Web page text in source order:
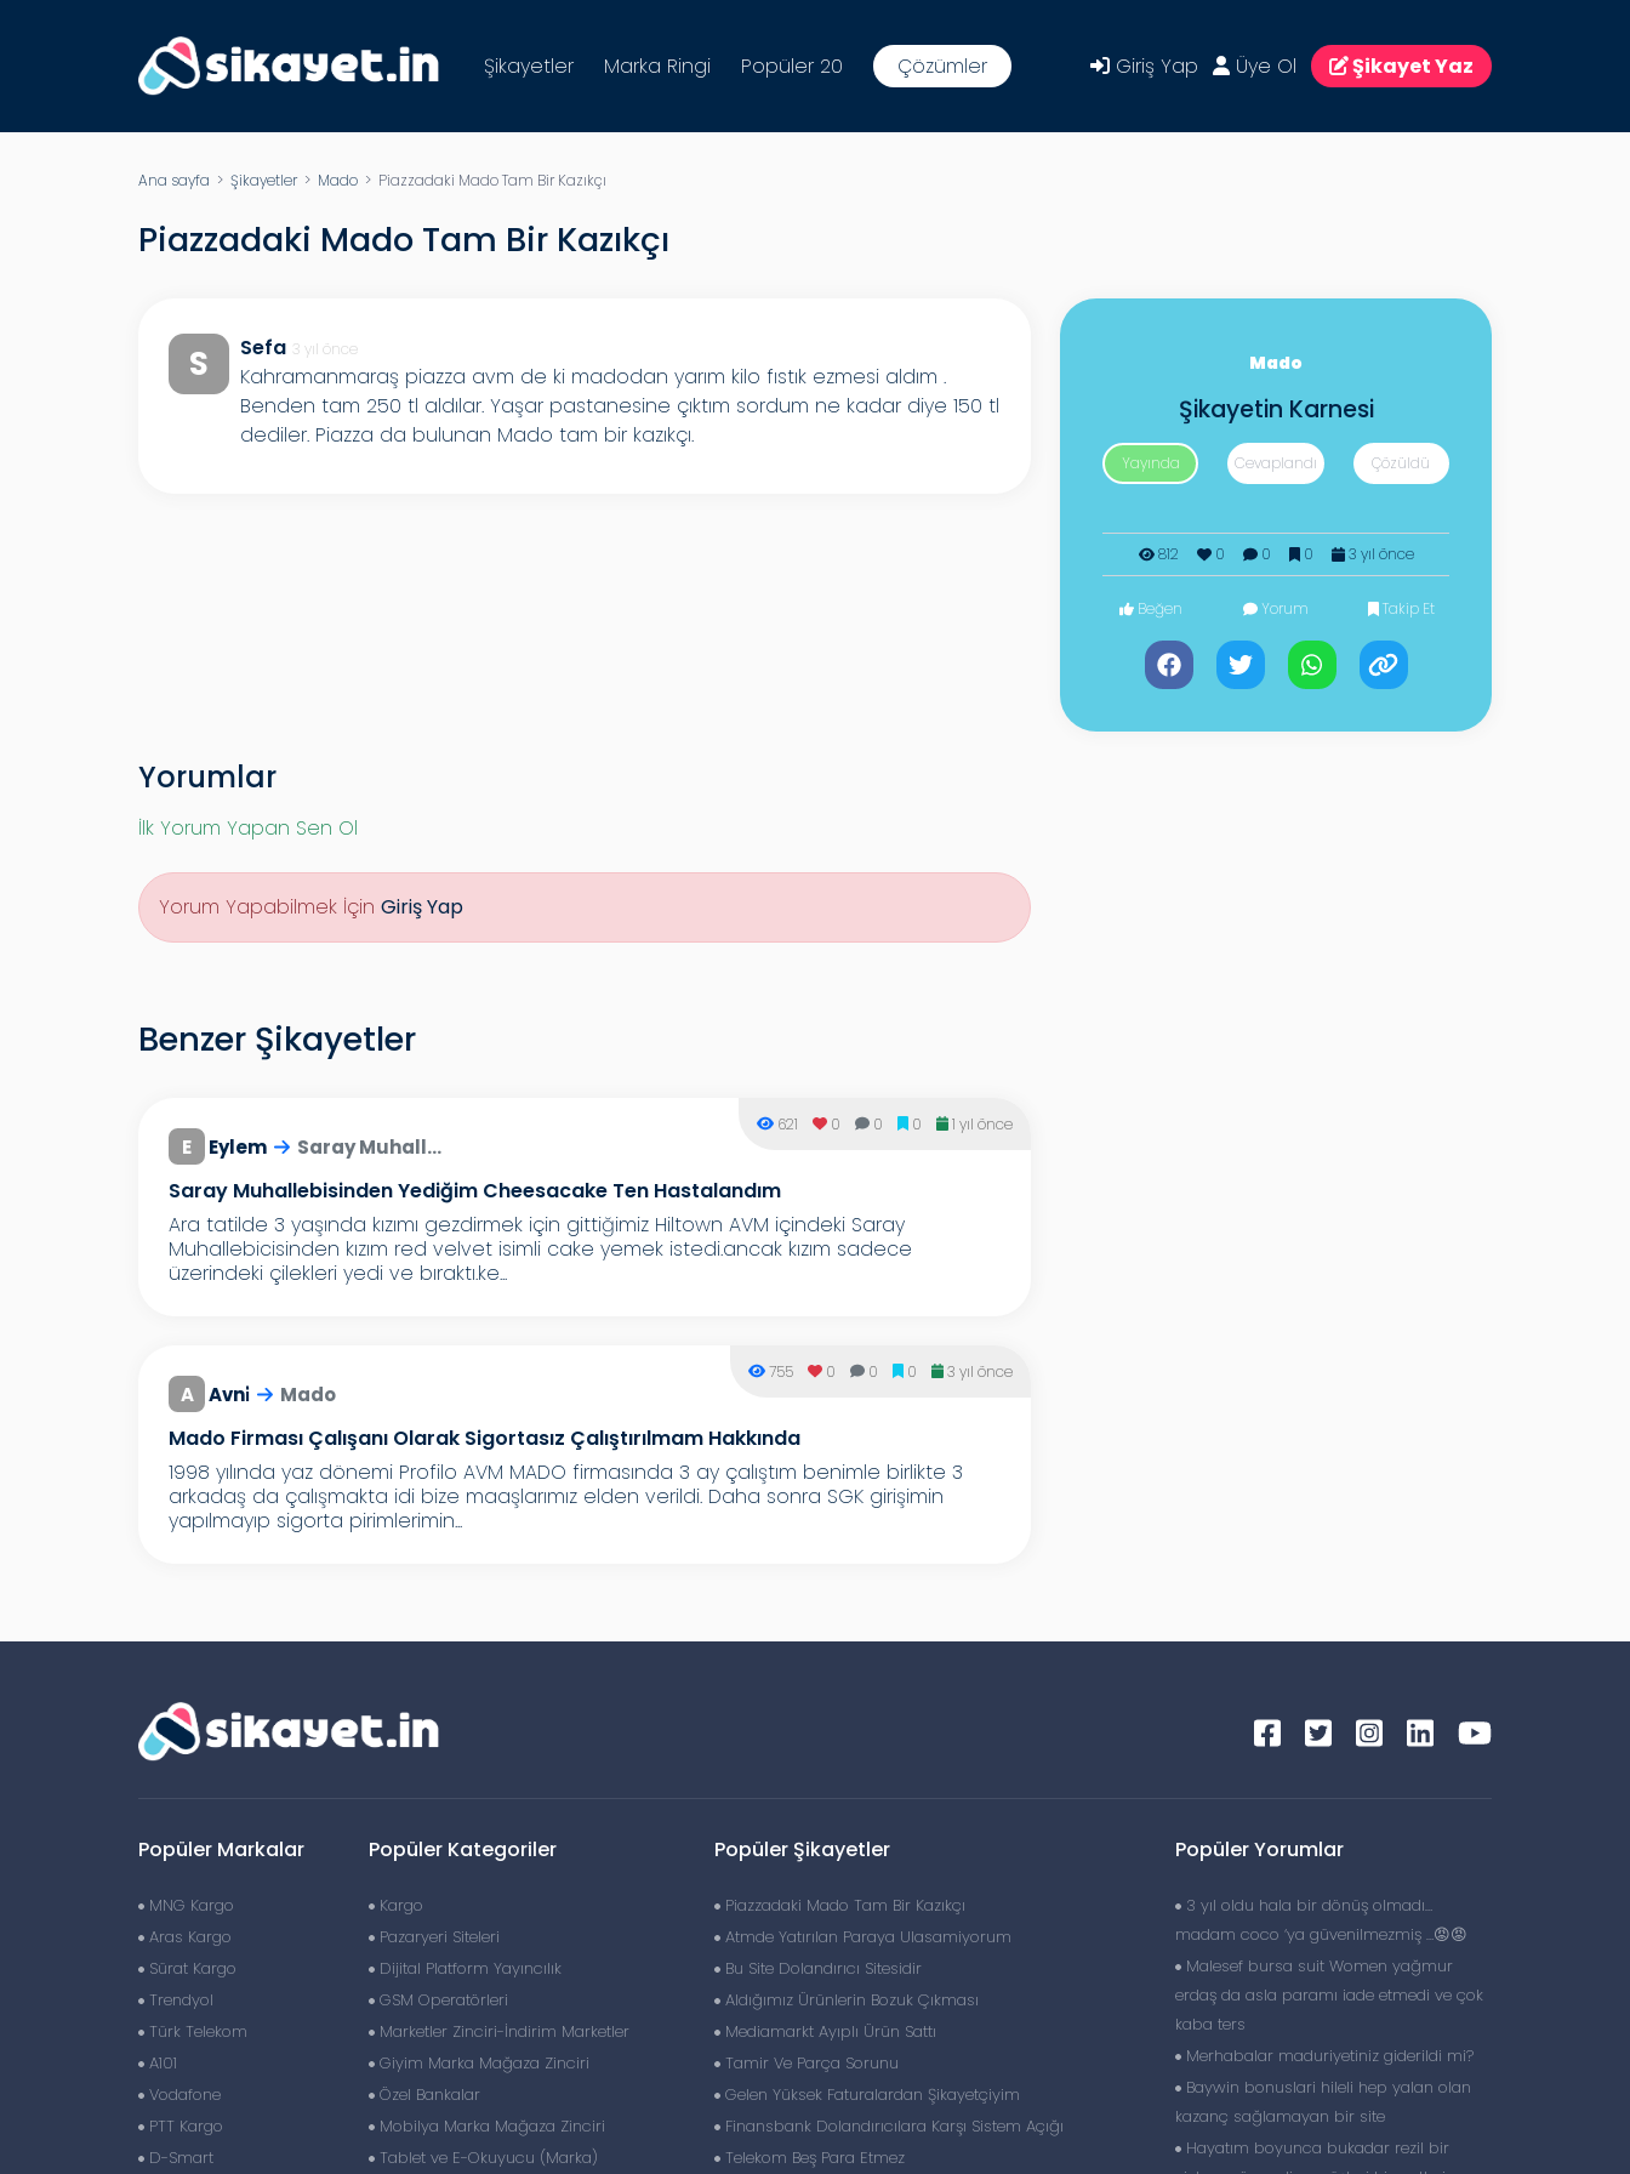
Şikayetler Marka Ringi Popüler 20 Çözümler Giriş Yap Üye Ol Şikayet Yaz
Ana sayfa > Şikayetler> Mado > Piazzadaki Mado Tam Bir Kazıkçı
Piazzadaki Mado Tam Bir Kazıkçı
S Sefa 3 yıl önce
Kahramanmaraş piazza avm de ki madodan yarım kilo fıstık ezmesi aldım .
Benden tam 250 tl aldılar. Yaşar pastanesine çıktım sordum ne kadar diye 150 tl
dediler. Piazza da bulunan Mado tam bir kazıkçı.
Mado
Şikayetin Karnesi
Yayında Cevaplandı Çözüldü
812 0 0 0 3 yıl önce
Beğen Yorum Takip Et
Yorumlar
İlk Yorum Yapan Sen Ol
Yorum Yapabilmek İçin Giriş Yap
Benzer Şikayetler
E Eylem Saray Muhall...
Saray Muhallebisinden Yediğim Cheesacake Ten Hastalandım
621 0 0 0 1 yıl önce
Ara tatilde 3 yaşında kızımı gezdirmek için gittiğimiz Hiltown AVM içindeki Saray
Muhallebicisinden kızım red velvet isimli cake yemek istedi.ancak kızım sadece
üzerindeki çilekleri yedi ve bıraktı.ke...
A Avni̇ Mado
Mado Firması Çalışanı Olarak Sigortasız Çalıştırılmam Hakkında
755 0 0 0 3 yıl önce
1998 yılında yaz dönemi Profilo AVM MADO firmasında 3 ay çalıştım benimle birlikte 3
arkadaş da çalışmakta idi bize maaşlarımız elden verildi. Daha sonra SGK girişimin
yapılmayıp sigorta pirimlerimin...
Popüler Markalar
MNG Kargo
Aras Kargo
Sürat Kargo
Trendyol
Türk Telekom
A101
Vodafone
PTT Kargo
D-Smart
Popüler Kategoriler
Kargo
Pazaryeri Siteleri
Dijital Platform Yayıncılık
GSM Operatörleri
Marketler Zinciri-İndirim Marketler
Giyim Marka Mağaza Zinciri
Özel Bankalar
Mobilya Marka Mağaza Zinciri
Tablet ve E-Okuyucu (Marka)
Popüler Şikayetler
Piazzadaki Mado Tam Bir Kazıkçı
Atmde Yatırılan Paraya Ulasamiyorum
Bu Site Dolandırıcı Sitesidir
Aldığımız Ürünlerin Bozuk Çıkması
Mediamarkt Ayıplı Ürün Sattı
Tamir Ve Parça Sorunu
Gelen Yüksek Faturalardan Şikayetçiyim
Finansbank Dolandırıcılara Karşı Sistem Açığı
Telekom Beş Para Etmez
Popüler Yorumlar
3 yıl oldu hala bir dönüş olmadı…
madam coco ‘ya güvenilmezmiş …😡😡
Malesef bursa suit Women yağmur
erdaş da asla paramı iade etmedi ve çok
kaba ters
Merhabalar maduriyetiniz giderildi mi?
Baywin bonuslari hileli hep yalan olan
kazanç sağlamayan bir site
Hayatım boyunca bukadar rezil bir